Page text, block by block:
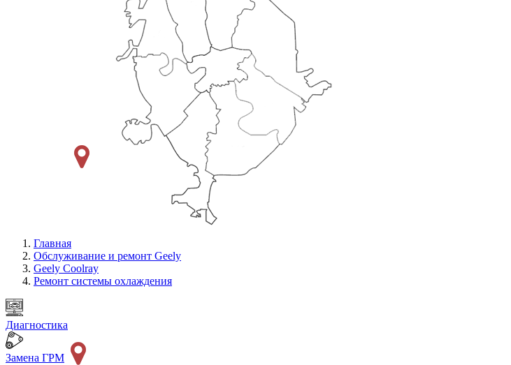
Главная
Обслуживание и ремонт Geely
Geely Coolray
Ремонт системы охлаждения
Диагностика
Замена ГРМ